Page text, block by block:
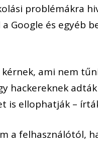
problémákra
Google és egyéb
ami nem
hackereknek
is ellophatják –
a felhasználótól,